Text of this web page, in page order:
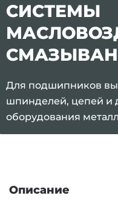
СИСТЕМЫ
Для подшипников
шпинделей, цепей и
оборудования
Описание